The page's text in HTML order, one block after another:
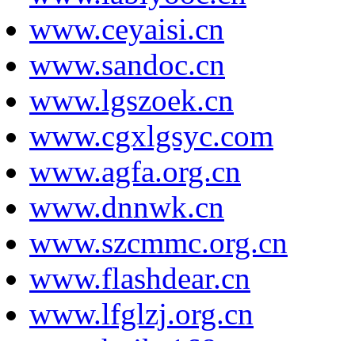
www.ceyaisi.cn
www.sandoc.cn
www.lgszoek.cn
www.cgxlgsyc.com
www.agfa.org.cn
www.dnnwk.cn
www.szcmmc.org.cn
www.flashdear.cn
www.lfglzj.org.cn